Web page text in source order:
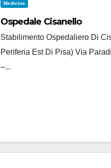
Medicina
Ospedale Cisanello
Stabilimento Ospedaliero Di
Periferia Est Di Pisa) Via
–...